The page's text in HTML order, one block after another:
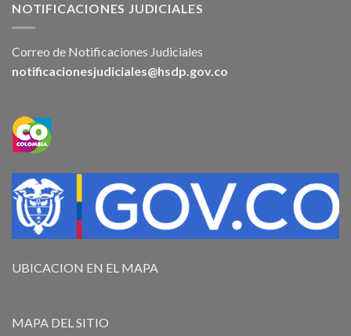
NOTIFICACIONES JUDICIALES
Correo de Notificaciones Judiciales
notificacionesjudiciales@hsdp.gov.co
UBICACION EN EL MAPA
MAPA DEL SITIO